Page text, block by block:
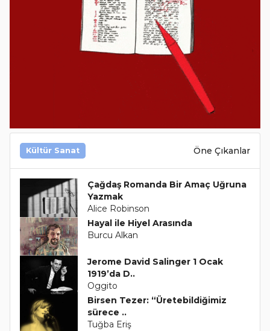
Kültür Sanat Öne Çıkanlar
Çağdaş Romanda Bir Amaç Uğruna
Yazmak
Alice Robinson
Hayal ile Hiyel Arasında
Burcu Alkan
Jerome David Salinger 1 Ocak
1919’da D..
Oggito
Birsen Tezer: “Üretebildiğimiz
sürece ..
Tuğba Eriş